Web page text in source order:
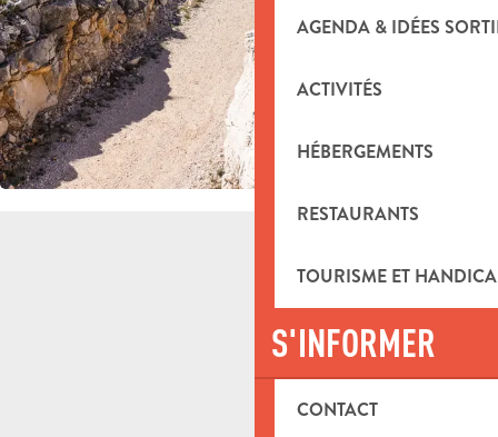
AGENDA & IDÉES
ACTIVITÉS
HÉBERGEMENTS
RESTAURANTS
TOURISME ET
S'INFORMER
CONTACT